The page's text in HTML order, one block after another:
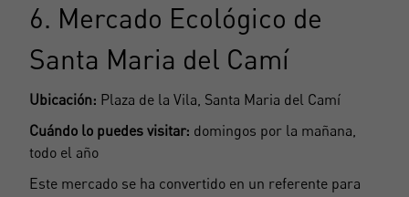
6. Mercado Ecológico de
Santa Maria del Camí
Ubicación: Plaza de la Vila, Santa Maria del Camí
Cuándo lo puedes visitar: domingos por la mañana,
todo el año
Este mercado se ha convertido en un referente para
Crear una cuenta
Name*